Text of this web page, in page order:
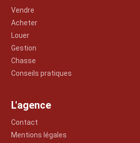
Vendre
Acheter
Louer
Gestion
Chasse
Conseils pratiques
L'agence
Contact
Mentions légales